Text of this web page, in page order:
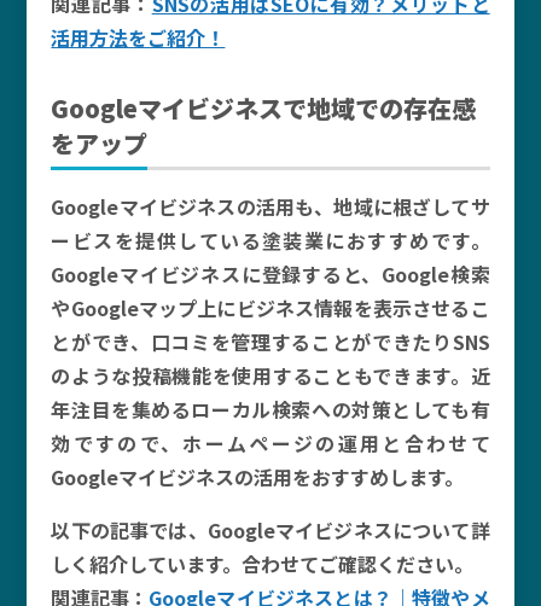
活用方法をご紹介！
Googleマイビジネスで地域での存在感
をアップ
Googleマイビジネスの活用も、地域に根ざしてサ
ービスを提供している塗装業におすすめです。
Googleマイビジネスに登録すると、Google検索
やGoogleマップ上にビジネス情報を表示させるこ
とができ、口コミを管理することができたりSNS
のような投稿機能を使用することもできます。近
年注目を集めるローカル検索への対策としても有
効ですので、ホームページの運用と合わせて
Googleマイビジネスの活用をおすすめします。
以下の記事では、Googleマイビジネスについて詳
しく紹介しています。合わせてご確認ください。
関連記事： Googleマイビジネスとは？｜特徴やメ